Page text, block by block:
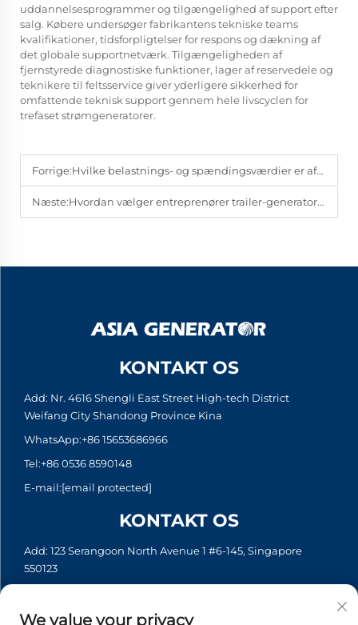
uddannelsesprogrammer og tilgængelighed af support efter
salg. Købere undersøger fabrikantens tekniske teams
kvalifikationer, tidsforpligtelser for respons og dækning af
det globale supportnetværk. Tilgængeligheden af
fjernstyrede diagnostiske funktioner, lager af reservedele og
teknikere til feltsservice giver yderligere sikkerhed for
omfattende teknisk support gennem hele livscyclen for
trefaset strømgeneratorer.
Forrige:Hvilke belastnings- og spændingsværdier er afgørende ved indkøb af trefasede strømgeneratorer?
Næste:Hvordan vælger entreprenører trailer-generatorer til fjerne arbejdssteder?
KONTAKT OS
Add: Nr. 4616 Shengli East Street High-tech District
Weifang City Shandong Province Kina
WhatsApp:+86 15653686966
Tel:+86 0536 8590148
E-mail:[email protected]
KONTAKT OS
Add: 123 Serangoon North Avenue 1 #6-145, Singapore
550123
Tel:+65 6935 2033
We value your privacy